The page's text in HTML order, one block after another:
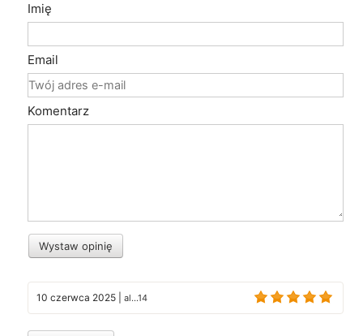
Imię
Email
Komentarz
Wystaw opinię
10 czerwca 2025 al...14